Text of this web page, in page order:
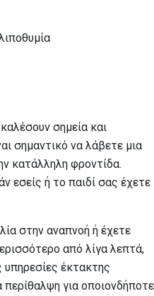
σημεία και
σημαντικό να λάβετε μια
κατάλληλη φροντίδα.
εσείς ή το παιδί σας έχετε
στην αναπνοή ή έχετε
από λίγα λεπτά,
υπηρεσίες έκτακτης
για οποιονδήποτε